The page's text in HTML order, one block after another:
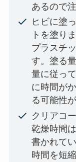
あるので
ヒビに塗
トを塗り
プラスチ
す。塗る
量に従っ
に時間が
る可能性
クリアコ
乾燥時間
書かれて
時間を短